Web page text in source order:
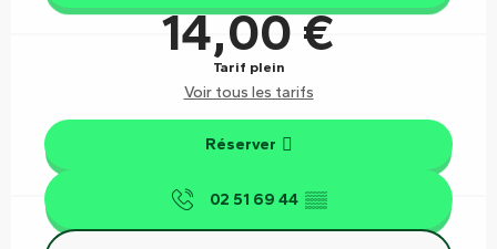
14,00 €
Tarif plein
Voir tous les tarifs
Réserver
02 51 69 44 ▒▒